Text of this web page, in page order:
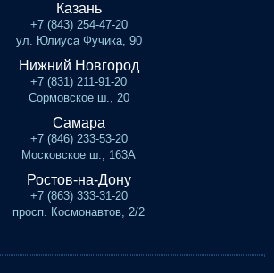
Казань
+7 (843) 254-47-20
ул. Юлиуса Фучика, 90
Нижний Новгород
+7 (831) 211-91-20
Сормовское ш., 20
Самара
+7 (846) 233-53-20
Московское ш., 163А
Ростов-на-Дону
+7 (863) 333-31-20
просп. Космонавтов, 2/2